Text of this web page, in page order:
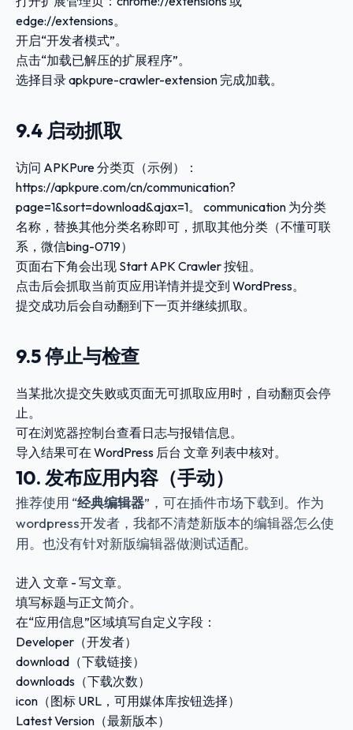
edge://extensions。
开启“开发者模式”。
点击“加载已解压的扩展程序”。
选择目录apkpure-crawler-extension 完成加载。
9.4 启动抓取
访问 APKPure 分类页（示例）：
https://apkpure.com/cn/communication?
page=1&sort=download&ajax=1。 communication 为分类
名称，替换其他分类名称即可，抓取其他分类（不懂可联
系，微信bing-0719）
页面右下角会出现 Start APK Crawler按钮。
点击后会抓取当前页应用详情并提交到 WordPress。
提交成功后会自动翻到下一页并继续抓取。
9.5 停止与检查
当某批次提交失败或页面无可抓取应用时，自动翻页会停
止。
可在浏览器控制台查看日志与报错信息。
导入结果可在 WordPress 后台 文章列表中核对。
10. 发布应用内容（手动）
推荐使用 “经典编辑器”，可在插件市场下载到。作为
wordpress开发者，我都不清楚新版本的编辑器怎么使
用。也没有针对新版编辑器做测试适配。
进入 文章 - 写文章。
填写标题与正文简介。
在“应用信息”区域填写自定义字段：
Developer （开发者）
download （下载链接）
downloads （下载次数）
icon （图标 URL，可用媒体库按钮选择）
Latest Version （最新版本）